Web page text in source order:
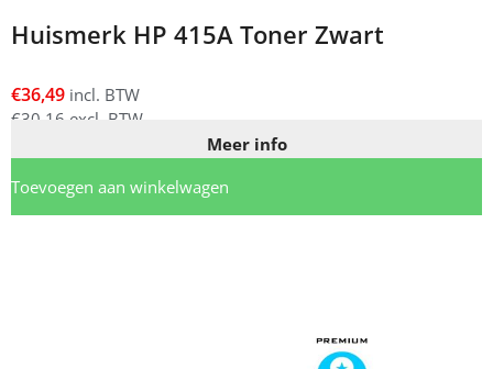
Huismerk HP 415A Toner Zwart
€36,49 incl. BTW
€30,16 excl. BTW
Meer info
Toevoegen aan winkelwagen